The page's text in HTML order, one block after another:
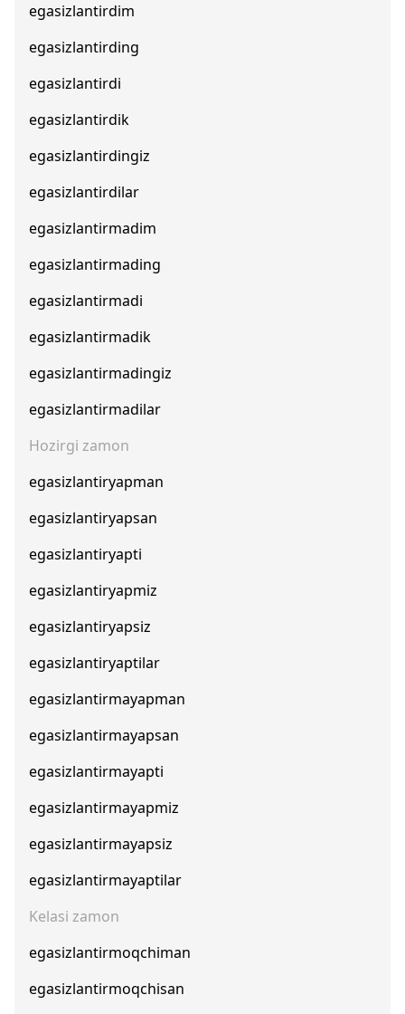
egasizlantirdim
egasizlantirding
egasizlantirdi
egasizlantirdik
egasizlantirdingiz
egasizlantirdilar
egasizlantirmadim
egasizlantirmading
egasizlantirmadi
egasizlantirmadik
egasizlantirmadingiz
egasizlantirmadilar
Hozirgi zamon
egasizlantiryapman
egasizlantiryapsan
egasizlantiryapti
egasizlantiryapmiz
egasizlantiryapsiz
egasizlantiryaptilar
egasizlantirmayapman
egasizlantirmayapsan
egasizlantirmayapti
egasizlantirmayapmiz
egasizlantirmayapsiz
egasizlantirmayaptilar
Kelasi zamon
egasizlantirmoqchiman
egasizlantirmoqchisan